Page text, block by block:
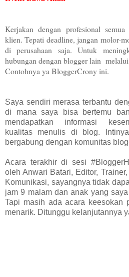
Kerjakan dengan profesional
klien. Tepati deadline, jangan molor-
di perusahaan saja. Untuk
hubungan dengan blogger lain
Contohnya ya BloggerCrony ini.
Saya sendiri merasa terbantu
di mana saya bisa bertemu
mendapatkan informasi
kualitas menulis di blog.
bergabung dengan komunitas
Acara terakhir di sesi
oleh Anwari Batari, Editor,
Komunikasi, sayangnya tidak
jam 9 malam dan anak yang
Tapi masih ada acara keesokan
menarik. Ditunggu kelanjutannya